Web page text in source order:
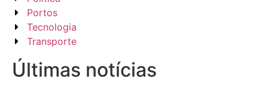
Portos
Tecnologia
Transporte
Últimas notícias